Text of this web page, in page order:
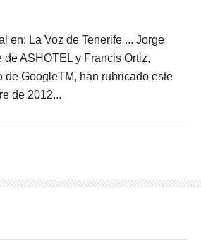
en: La Voz de Tenerife ... Jorge
de ASHOTEL y Francis Ortiz,
de GoogleTM, han rubricado este
de 2012...